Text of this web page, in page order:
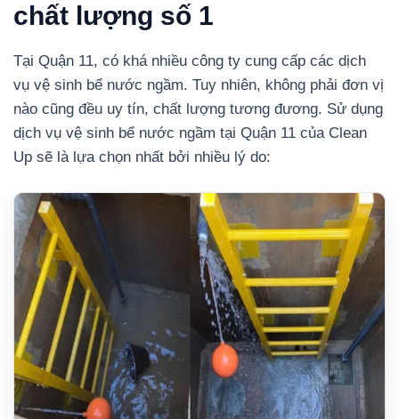
chất lượng số 1
Tại Quận 11, có khá nhiều công ty cung cấp các dịch
vụ vệ sinh bể nước ngầm. Tuy nhiên, không phải đơn vị
nào cũng đều uy tín, chất lượng tương đương. Sử dụng
dịch vụ vệ sinh bể nước ngầm tại Quận 11 của Clean
Up sẽ là lựa chọn nhất bởi nhiều lý do: